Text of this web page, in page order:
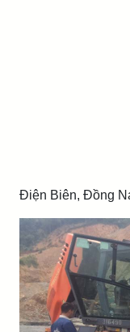
Điện Biên, Đồng